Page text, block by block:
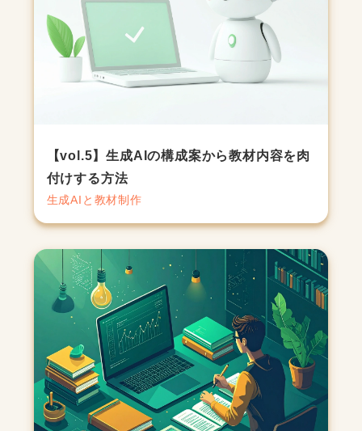
【vol.5】生成AIの構成案から教材内容を肉
付けする方法
生成AIと教材制作